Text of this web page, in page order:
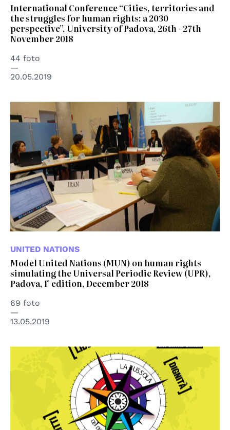
International Conference “Cities, territories and
the struggles for human rights: a 2030
perspective”, University of Padova, 26th - 27th
November 2018
44 foto
20.05.2019
UNITED NATIONS
Model United Nations (MUN) on human rights
simulating the Universal Periodic Review (UPR),
Padova, 1° edition, December 2018
69 foto
13.05.2019